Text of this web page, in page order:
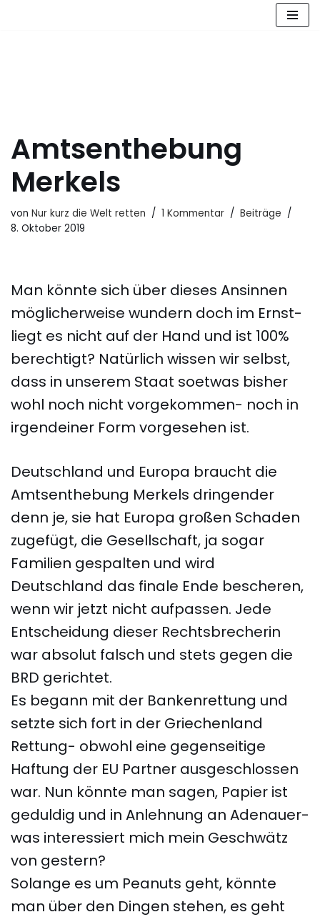
Amtsenthebung
Merkels
von Nur kurz die Welt retten 1 Kommentar
Beiträge
8. Oktober 2019
Man könnte sich über dieses Ansinnen
möglicherweise wundern doch im Ernst-
liegt es nicht auf der Hand und ist 100%
berechtigt? Natürlich wissen wir selbst,
dass in unserem Staat soetwas bisher
wohl noch nicht vorgekommen- noch in
irgendeiner Form vorgesehen ist.
Deutschland und Europa braucht die
Amtsenthebung Merkels dringender
denn je, sie hat Europa großen Schaden
zugefügt, die Gesellschaft, ja sogar
Familien gespalten und wird
Deutschland das finale Ende bescheren,
wenn wir jetzt nicht aufpassen. Jede
Entscheidung dieser Rechtsbrecherin
war absolut falsch und stets gegen die
BRD gerichtet.
Es begann mit der Bankenrettung und
setzte sich fort in der Griechenland
Rettung- obwohl eine gegenseitige
Haftung der EU Partner ausgeschlossen
war. Nun könnte man sagen, Papier ist
geduldig und in Anlehnung an Adenauer-
was interessiert mich mein Geschwätz
von gestern?
Solange es um Peanuts geht, könnte
man über den Dingen stehen, es geht